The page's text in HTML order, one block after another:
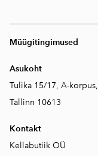
Müügitingimused
Asukoht
Tulika 15/17, A-
Tallinn 10613
Kontakt
Kellabutiik OÜ